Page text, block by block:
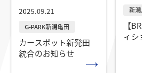
2025.09.21
カースポット新発田
統合のお知らせ
【
ィシ